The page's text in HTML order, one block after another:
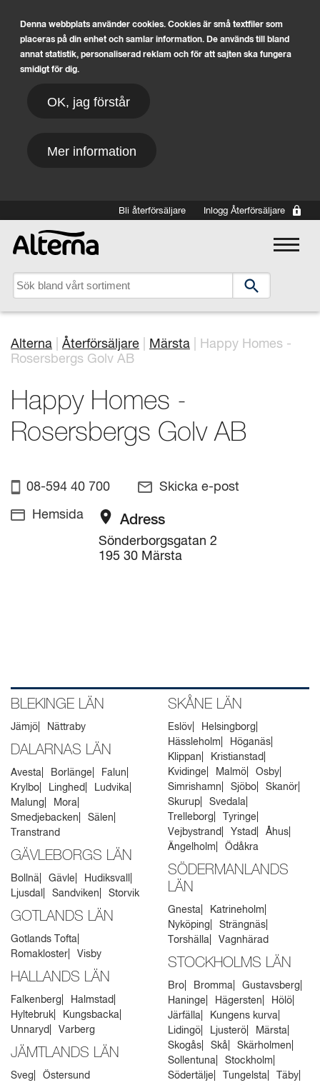
Denna webbplats använder cookies. Cookies är små textfiler som
placeras på din enhet och samlar information. De används till bland
annat statistik, personaliserad reklam och för att sajten ska fungera
smidigt för dig.
OK, jag förstår
Mer information
Hoppa till huvudinnehållBli återförsäljare Inlogg Återförsäljare
Main navigation
Serier
Om Alterna
Inspiration
Mitt badrum Arkitekter
Länkstig
Alterna Återförsäljare Märsta
Happy Homes -
Rosersbergs Golv AB
Happy Homes -
Rosersbergs Golv AB
08-594 40 700 Skicka e-post
Hemsida Adress
Sönderborgsgatan 2
195 30 Märsta
BLEKINGE LÄN
Jämjö Nättraby
DALARNAS LÄN
Avesta Borlänge
Falun
Krylbo
Linghed
Ludvika
Malung
Mora
Smedjebacken
Sälen
Transtrand
GÄVLEBORGS LÄN
Bollnä Gävle
Hudiksvall
Ljusdal
Sandviken Storvik
GOTLANDS LÄN
Gotlands Tofta
Romakloster
Visby
HALLANDS LÄN
Falkenberg
Halmstad
Hyltebruk
Kungsbacka
Unnaryd
Varberg
JÄMTLANDS LÄN
Sveg Östersund
SKÅNE LÄN
Eslöv
Helsingborg
Hässleholm
Höganäs
Klippan
Kristianstad
Kvidinge
Malmö
Osby
Simrishamn
Sjöbo
Skanör
Skurup
Svedala
Trelleborg
Tyringe
Vejbystrand
Ystad
Åhus
Ängelholm
Ödåkra
SÖDERMANLANDS
LÄN
Gnesta
Katrineholm
Nyköping
Strängnäs
Torshälla
Vagnhärad
STOCKHOLMS LÄN
Bro Bromma
Gustavsberg
Haninge
Hägersten
Hölö
Järfälla
Kungens kurva
Lidingö
Ljusterö
Märsta
Skogås
Skå
Skärholmen
Sollentuna
Stockholm
Södertälje
Tungelsta
Täby